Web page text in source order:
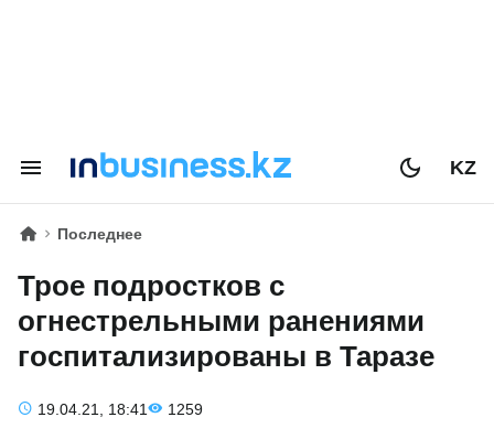
KZ
Последнее
Трое подростков с
огнестрельными ранениями
госпитализированы в Таразе
19.04.21, 18:41 1259